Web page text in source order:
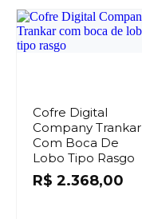
Cofre Digital
Company Trankar
Com Boca De
Lobo Tipo Rasgo
R$ 2.368,00